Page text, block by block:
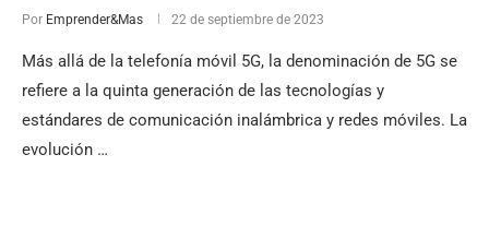
Por Emprender&Mas 22 de septiembre de 2023
Más allá de la telefonía móvil 5G, la denominación de 5G se
refiere a la quinta generación de las tecnologías y
estándares de comunicación inalámbrica y redes móviles. La
evolución …